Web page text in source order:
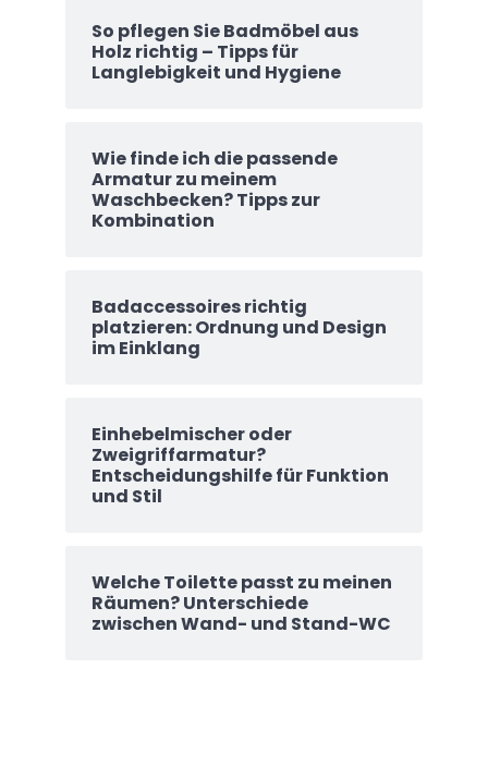
So pflegen Sie Badmöbel aus
Holz richtig – Tipps für
Langlebigkeit und Hygiene
Wie finde ich die passende
Armatur zu meinem
Waschbecken? Tipps zur
Kombination
Badaccessoires richtig
platzieren: Ordnung und Design
im Einklang
Einhebelmischer oder
Zweigriffarmatur?
Entscheidungshilfe für Funktion
und Stil
Welche Toilette passt zu meinen
Räumen? Unterschiede
zwischen Wand- und Stand-WC